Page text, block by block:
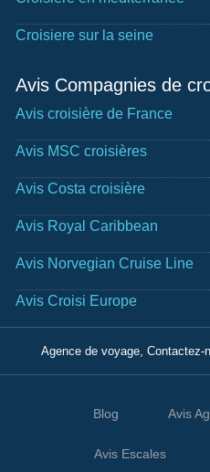
Croisiere sur la seine
Avis Compagnies de
Avis croisière de France
Avis MSC croisières
Avis Costa croisière
Avis Royal Caribbean
Avis Norvegian Cruise Line
Avis Croisi Europe
Agence de voyage, Contactez-
Blog Avis
Avis Escales